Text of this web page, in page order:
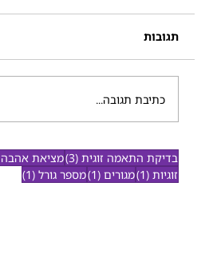
בדיקת התאמה זוגית (3) 3 פוסטיםמציאת אהבה
זוגיות (1) פוסט 1
מגורים (1) פוסט 1
מספר גורל (1) פוסט 1
מה זה תקשור?
תגובות
כתיבת תגובה...